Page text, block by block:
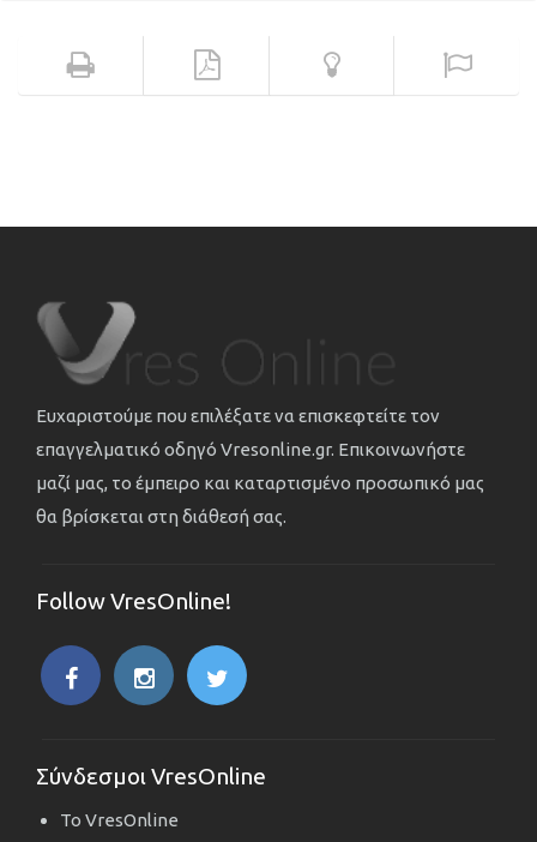
Ευχαριστούμε που επιλέξατε να επισκεφτείτε τον
επαγγελματικό οδηγό Vresonline.gr. Επικοινωνήστε
μαζί μας, το έμπειρο και καταρτισμένο προσωπικό μας
θα βρίσκεται στη διάθεσή σας.
Follow VresOnline!
Σύνδεσμοι VresOnline
Το VresOnline